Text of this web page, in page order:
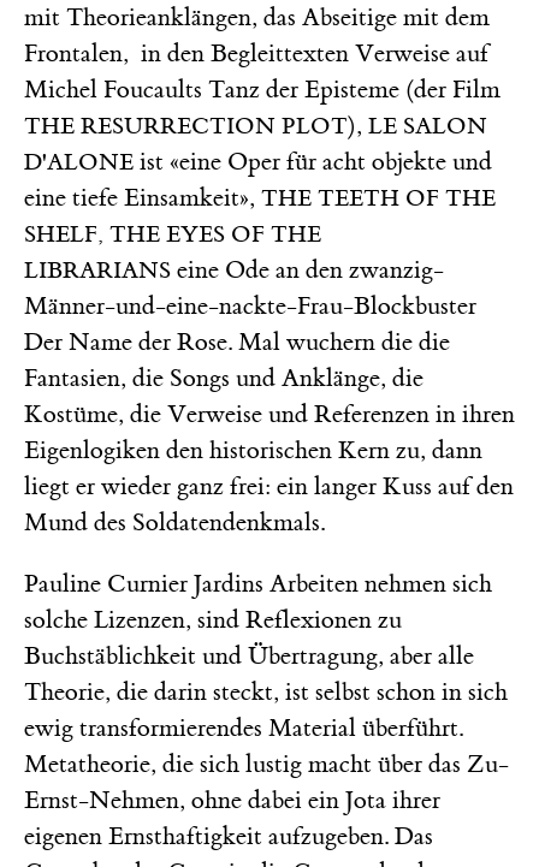
mit Theorieanklängen, das Abseitige mit dem
Frontalen, in den Begleittexten Verweise auf
Michel Foucaults Tanz der Episteme (der Film
THE RESURRECTION PLOT), LE SALON
D'ALONE ist «eine Oper für acht objekte und
eine tiefe Einsamkeit», THE TEETH OF THE
SHELF, THE EYES OF THE
LIBRARIANS eine Ode an den zwanzig-
Männer-und-eine-nackte-Frau-Blockbuster
Der Name der Rose. Mal wuchern die die
Fantasien, die Songs und Anklänge, die
Kostüme, die Verweise und Referenzen in ihren
Eigenlogiken den historischen Kern zu, dann
liegt er wieder ganz frei: ein langer Kuss auf den
Mund des Soldatendenkmals.
Pauline Curnier Jardins Arbeiten nehmen sich
solche Lizenzen, sind Reflexionen zu
Buchstäblichkeit und Übertragung, aber alle
Theorie, die darin steckt, ist selbst schon in sich
ewig transformierendes Material überführt.
Metatheorie, die sich lustig macht über das Zu-
Ernst-Nehmen, ohne dabei ein Jota ihrer
eigenen Ernsthaftigkeit aufzugeben. Das